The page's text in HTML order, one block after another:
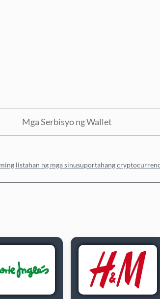
Mga Serbisyo ng Wallet
listahan ng mga sinusuportahang